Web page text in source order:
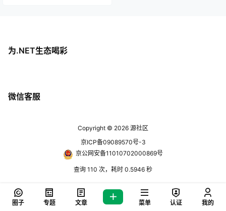
为.NET生态喝彩
微信客服
Copyright © 2026 源社区
京ICP备09089570号-3
京公网安备11010702000869号
查询 110 次，耗时 0.5946 秒
圈子 专题 文章 菜单 认证 我的